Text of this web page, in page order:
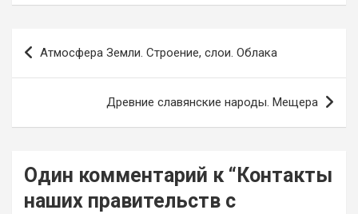
Навигация
по
Атмосфера Земли. Строение, слои. Облака
Древние славянские народы. Мещера
Один комментарий к “ Контакты
наших правительств с